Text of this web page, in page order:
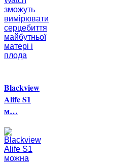
Blackview
Alife S1
м…